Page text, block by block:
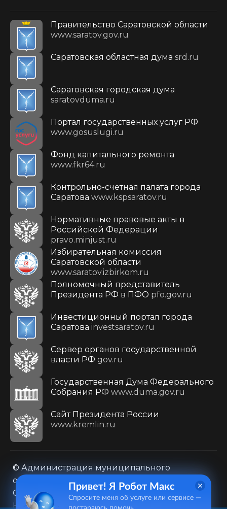
Правительство Саратовской области
www.saratov.gov.ru
Саратовская областная дума srd.ru
Саратовская городская дума
saratovduma.ru
Портал государственных услуг РФ
www.gosuslugi.ru
Фонд капитального ремонта
www.fkr64.ru
Контрольно-счетная палата города
Саратова www.kspsaratov.ru
Нормативные правовые акты в
Российской Федерации
pravo.minjust.ru
Избирательная комиссия
Саратовской области
www.saratov.izbirkom.ru
Полномочный представитель
Президента РФ в ПФО pfo.gov.ru
Инвестиционный портал города
Саратова investsaratov.ru
Сервер органов государственной
власти РФ gov.ru
Государственная Дума Федерального
Собрания РФ www.duma.gov.ru
Cайт Президента России
www.kremlin.ru
© Администрация муниципального
образования городского округа «Город
Саратов»
Контакты
Карта сайта
Привет! Я Робот Макс
Спросите меня об услуге или сервисе —